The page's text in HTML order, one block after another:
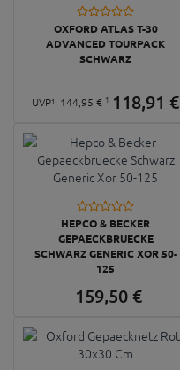
OXFORD ATLAS T-30
ADVANCED TOURPACK
SCHWARZ
UVP¹: 144, 95 € 1 118,91 €
HEPCO & BECKER
GEPAECKBRUECKE
SCHWARZ GENERIC XOR 50-
125
159,50 €